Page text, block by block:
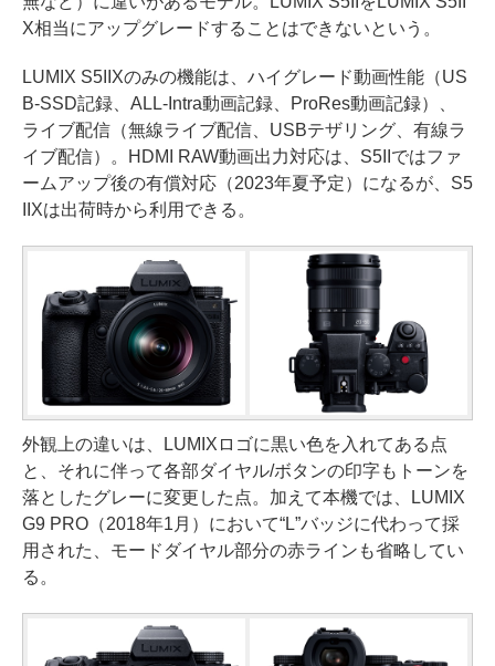
X相当にアップグレードすることはできないという。
LUMIX S5IIXのみの機能は、ハイグレード動画性能（US
B-SSD記録、ALL-Intra動画記録、ProRes動画記録）、
ライブ配信（無線ライブ配信、USBテザリング、有線ラ
イブ配信）。HDMI RAW動画出力対応は、S5IIではファ
ームアップ後の有償対応（2023年夏予定）になるが、S5
IIXは出荷時から利用できる。
外観上の違いは、LUMIXロゴに黒い色を入れてある点
と、それに伴って各部ダイヤル/ボタンの印字もトーンを
落としたグレーに変更した点。加えて本機では、LUMIX
G9 PRO（2018年1月）において“L”バッジに代わって採
用された、モードダイヤル部分の赤ラインも省略してい
る。